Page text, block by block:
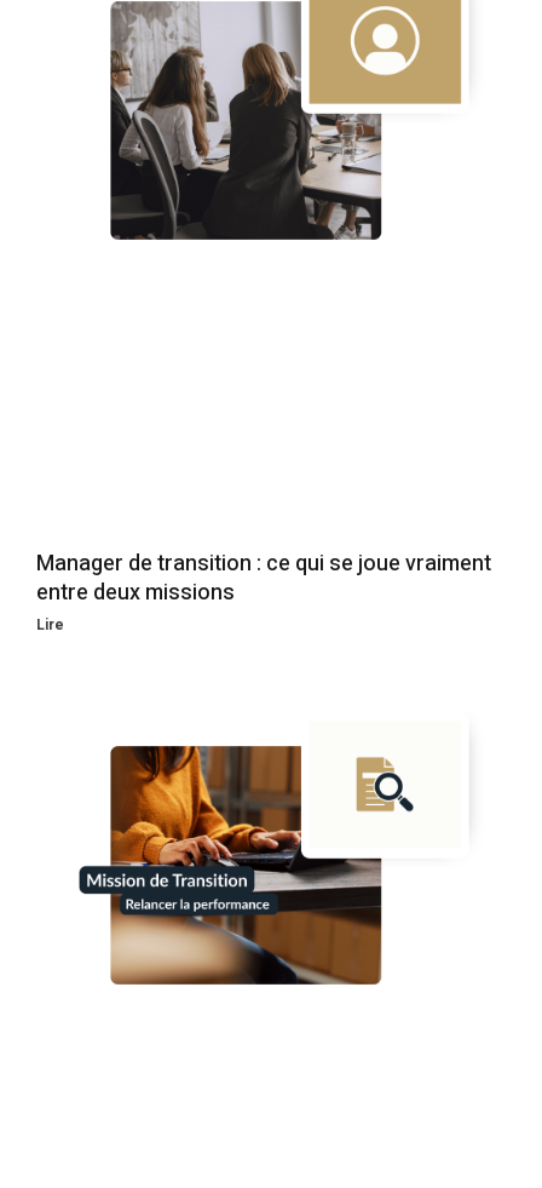
Manager de transition : ce qui se joue vraiment
entre deux missions
Lire